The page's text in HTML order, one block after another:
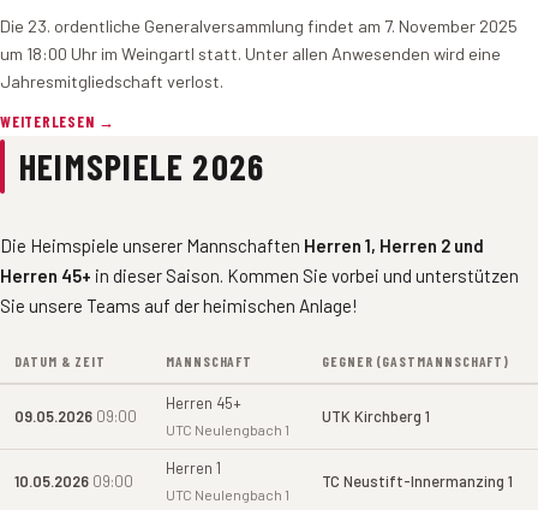
Die 23. ordentliche Generalversammlung findet am 7. November 2025
um 18:00 Uhr im Weingartl statt. Unter allen Anwesenden wird eine
Jahresmitgliedschaft verlost.
WEITERLESEN →
HEIMSPIELE 2026
Die Heimspiele unserer Mannschaften Herren 1, Herren 2 und
Herren 45+ in dieser Saison. Kommen Sie vorbei und unterstützen
Sie unsere Teams auf der heimischen Anlage!
DATUM & ZEIT MANNSCHAFT GEGNER (GASTMANNSCHAFT)
09.05.2026 09:00
Herren 45+
UTC Neulengbach 1
UTK Kirchberg 1
10.05.2026 09:00
Herren 1
UTC Neulengbach 1
TC Neustift-Innermanzing 1